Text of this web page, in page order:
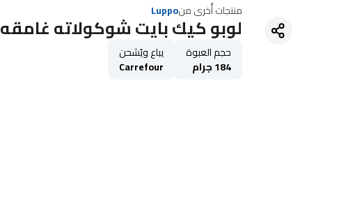
منتجات أُخرى منLuppo
لوبو كيك بايت شوكولاته غامقه 184 جرام
حجم العبوة
184 جرام
يباع ويُشحن
Carrefour